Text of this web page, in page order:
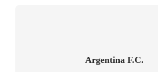
Argentina F.C.